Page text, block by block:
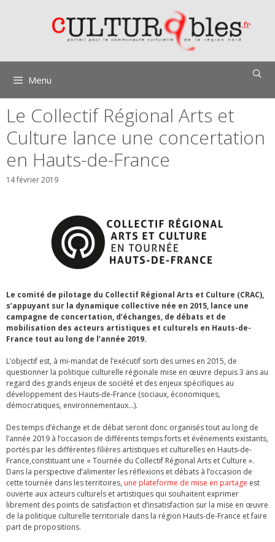
Menu
Le Collectif Régional Arts et
Culture lance une concertation
en Hauts-de-France
14 février 2019
Le comité de pilotage du Collectif Régional Arts et Culture (CRAC),
s’appuyant sur la dynamique collective née en 2015, lance une
campagne de concertation, d’échanges, de débats et de
mobilisation des acteurs artistiques et culturels en Hauts-de-
France tout au long de l’année 2019.
L’objectif est, à mi-mandat de l’exécutif sorti des urnes en 2015, de
questionner la politique culturelle régionale mise en œuvre depuis 3 ans au
regard des grands enjeux de société et des enjeux spécifiques au
développement des Hauts-de-France (sociaux, économiques,
démocratiques, environnementaux…).
Des temps d’échange et de débat seront donc organisés tout au long de
l’année 2019 à l’occasion de différents temps forts et événements existants,
portés par les différentes filières artistiques et culturelles en Hauts-de-
France,constituant une « Tournée du Collectif Régional Arts et Culture ».
Dans la perspective d’alimenter les réflexions et débats à l’occasion de
cette tournée dans les territoires, une plateforme de mise en partage est
ouverte aux acteurs culturels et artistiques qui souhaitent exprimer
librement des points de satisfaction et d’insatisfaction sur la mise en œuvre
de la politique culturelle territoriale dans la région Hauts-de-France et faire
part de propositions.